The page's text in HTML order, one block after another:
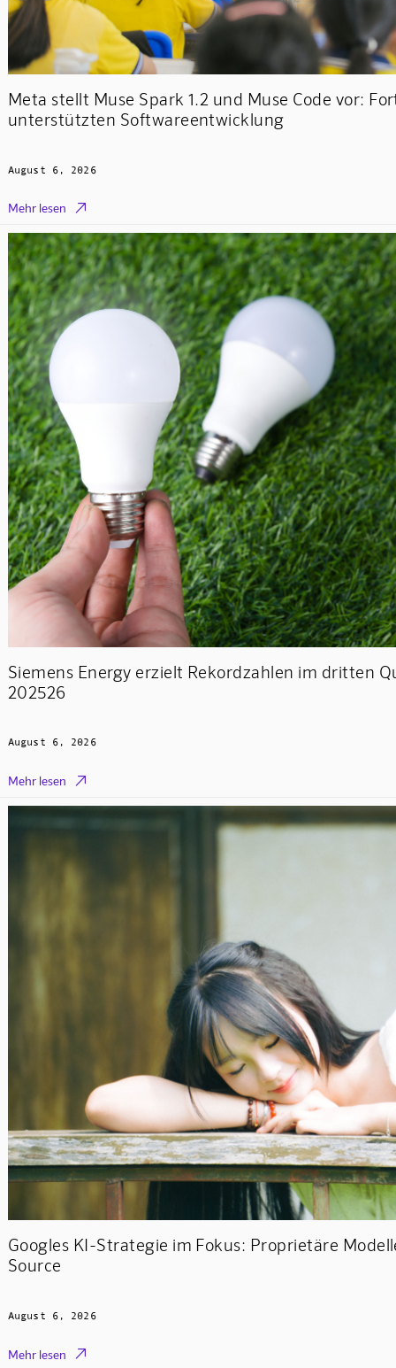
Meta stellt Muse Spark 1.2 und Muse Code vor:
unterstützten Softwareentwicklung
August 6, 2026
Mehr lesen 
Siemens Energy erzielt Rekordzahlen im dritten
202526
August 6, 2026
Mehr lesen 
Googles KI-Strategie im Fokus: Proprietäre
Source
August 6, 2026
Mehr lesen 